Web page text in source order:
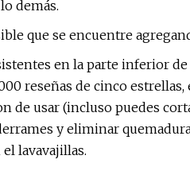
demás.
que se encuentre
en la parte inferior
reseñas de cinco
de usar (incluso puedes
y eliminar
lavavajillas.